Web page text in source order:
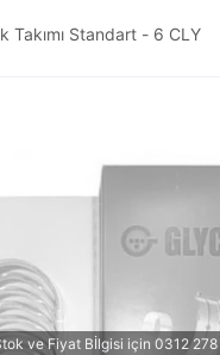
Takımı Standart - 6 CLY